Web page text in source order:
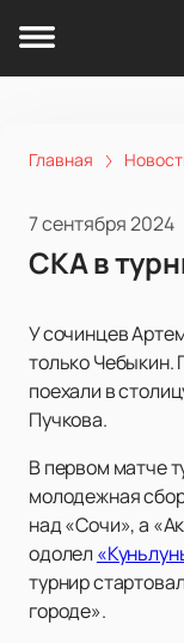
Главная
7 сентября 2024
СКА в
У сочинцев
только Чебыкин.
поехали в
Пучкова.
В первом матче
молодежная
над «Сочи», а
одолел
турнир
городе».